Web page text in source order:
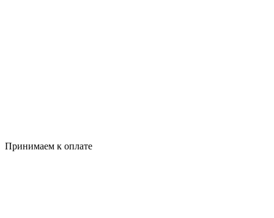
Принимаем к оплате